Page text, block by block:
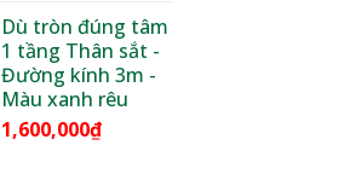
Dù tròn đúng tâm
1 tầng Thân sắt -
Đường kính 3m -
Màu xanh rêu
1,600,000₫